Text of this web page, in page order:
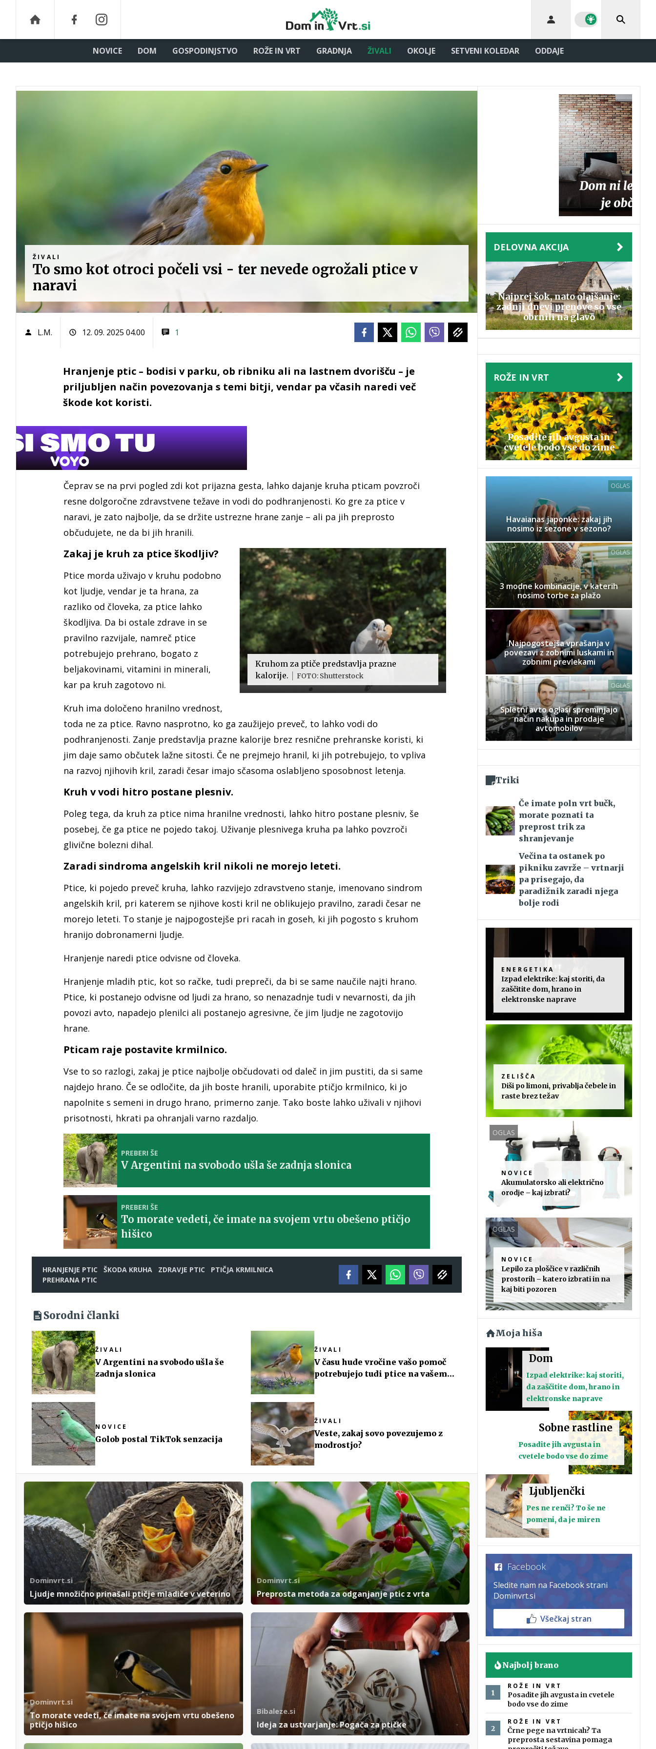
NOVICE DOM GOSPODINJSTVO ROŽE IN VRT GRADNJA ŽIVALI OKOLJE SETVENI KOLEDAR ODDAJE
ŽIVALI
To smo kot otroci počeli vsi - ter nevede ogrožali ptice v
naravi
L.M. 12. 09. 2025 04.00 1
Hranjenje ptic – bodisi v parku, ob ribniku ali na lastnem dvorišču – je
priljubljen način povezovanja s temi bitji, vendar pa včasih naredi več
škode kot koristi.
Čeprav se na prvi pogled zdi kot prijazna gesta, lahko dajanje kruha pticam povzroči
resne dolgoročne zdravstvene težave in vodi do podhranjenosti. Ko gre za ptice v
naravi, je zato najbolje, da se držite ustrezne hrane zanje – ali pa jih preprosto
občudujete, ne da bi jih hranili.
Kruhom za ptiče predstavlja prazne
kalorije.
FOTO: Shutterstock
Zakaj je kruh za ptice škodljiv?
Ptice morda uživajo v kruhu podobno
kot ljudje, vendar je ta hrana, za
razliko od človeka, za ptice lahko
škodljiva. Da bi ostale zdrave in se
pravilno razvijale, namreč ptice
potrebujejo prehrano, bogato z
beljakovinami, vitamini in minerali,
kar pa kruh zagotovo ni.
Kruh ima določeno hranilno vrednost,
toda ne za ptice. Ravno nasprotno, ko ga zaužijejo preveč, to lahko vodi do
podhranjenosti. Zanje predstavlja prazne kalorije brez resnične prehranske koristi, ki
jim daje samo občutek lažne sitosti. Če ne prejmejo hranil, ki jih potrebujejo, to vpliva
na razvoj njihovih kril, zaradi česar imajo sčasoma oslabljeno sposobnost letenja.
Kruh v vodi hitro postane plesniv.
Poleg tega, da kruh za ptice nima hranilne vrednosti, lahko hitro postane plesniv, še
posebej, če ga ptice ne pojedo takoj. Uživanje plesnivega kruha pa lahko povzroči
glivične bolezni dihal.
Zaradi sindroma angelskih kril nikoli ne morejo leteti.
Ptice, ki pojedo preveč kruha, lahko razvijejo zdravstveno stanje, imenovano sindrom
angelskih kril, pri katerem se njihove kosti kril ne oblikujejo pravilno, zaradi česar ne
morejo leteti. To stanje je najpogostejše pri racah in goseh, ki jih pogosto s kruhom
hranijo dobronamerni ljudje.
Hranjenje naredi ptice odvisne od človeka.
Hranjenje mladih ptic, kot so račke, tudi prepreči, da bi se same naučile najti hrano.
Ptice, ki postanejo odvisne od ljudi za hrano, so nenazadnje tudi v nevarnosti, da jih
povozi avto, napadejo plenilci ali postanejo agresivne, če jim ljudje ne zagotovijo
hrane.
Pticam raje postavite krmilnico.
Vse to so razlogi, zakaj je ptice najbolje občudovati od daleč in jim pustiti, da si same
najdejo hrano. Če se odločite, da jih boste hranili, uporabite ptičjo krmilnico, ki jo
napolnite s semeni in drugo hrano, primerno zanje. Tako boste lahko uživali v njihovi
prisotnosti, hkrati pa ohranjali varno razdaljo.
PREBERI ŠE
V Argentini na svobodo ušla še zadnja slonica
PREBERI ŠE
To morate vedeti, če imate na svojem vrtu obešeno ptičjo
hišico
HRANJENJE PTIC ŠKODA KRUHA ZDRAVJE PTIC
PTIČJA KRMILNICA
PREHRANA PTIC
Sorodni članki
ŽIVALI
V Argentini na svobodo ušla še
zadnja slonica
ŽIVALI
V času hude vročine vašo pomoč
potrebujejo tudi ptice na vašem
vrtu
NOVICE
Golob postal TikTok senzacija
ŽIVALI
Veste, zakaj sovo povezujemo z
modrostjo?
Dominvrt.si
Ljudje množično prinašali ptičje mladiče v veterino
Dominvrt.si
Preprosta metoda za odganjanje ptic z vrta
Dominvrt.si
To morate vedeti, če imate na svojem vrtu obešeno
ptičjo hišico
Bibaleze.si
Ideja za ustvarjanje: Pogača za ptičke
DELOVNA AKCIJA
Najprej šok, nato olajšanje:
zadnji dnevi prenove so vse
obrnili na glavo
ROŽE IN VRT
Posadite jih avgusta in
cvetele bodo vse do zime
OGLAS
Havaianas japonke: zakaj jih
nosimo iz sezone v sezono?
OGLAS
3 modne kombinacije, v katerih
nosimo torbe za plažo
Najpogostejša vprašanja v
povezavi z zobnimi luskami in
zobnimi prevlekami
OGLAS
Spletni avto oglasi spreminjajo
način nakupa in prodaje
avtomobilov
Triki
Če imate poln vrt bučk,
morate poznati ta
preprost trik za
shranjevanje
Večina ta ostanek po
pikniku zavrže – vrtnarji
pa prisegajo, da
paradižnik zaradi njega
bolje rodi
ENERGETIKA
Izpad elektrike: kaj storiti, da
zaščitite dom, hrano in
elektronske naprave
ZELIŠČA
Diši po limoni, privablja čebele in
raste brez težav
OGLAS
NOVICE
Akumulatorsko ali električno
orodje – kaj izbrati?
OGLAS
NOVICE
Lepilo za ploščice v različnih
prostorih – katero izbrati in na
kaj biti pozoren
Moja hiša
Dom
Izpad elektrike: kaj storiti,
da zaščitite dom, hrano in
elektronske naprave
Sobne rastline
Posadite jih avgusta in
cvetele bodo vse do zime
Ljubljenčki
Pes ne renči? To še ne
pomeni, da je miren
Facebook
Sledite nam na Facebook strani
Dominvrt.si
Všečkaj stran
Najbolj brano
ROŽE IN VRT
Posadite jih avgusta in cvetele
bodo vse do zime
ROŽE IN VRT
Črne pege na vrtnicah? Ta
preprosta sestavina pomaga